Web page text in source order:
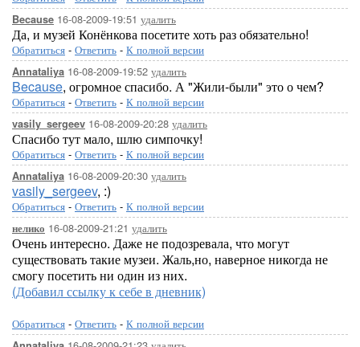
Because 16-08-2009-19:51 удалить
Да, и музей Конёнкова посетите хоть раз обязательно!
Обратиться - Ответить - К полной версии
Annataliya 16-08-2009-19:52 удалить
Because, огромное спасибо. А "Жили-были" это о чем?
Обратиться - Ответить - К полной версии
vasily_sergeev 16-08-2009-20:28 удалить
Спасибо тут мало, шлю симпочку!
Обратиться - Ответить - К полной версии
Annataliya 16-08-2009-20:30 удалить
vasily_sergeev, :)
Обратиться - Ответить - К полной версии
нелико 16-08-2009-21:21 удалить
Очень интересно. Даже не подозревала, что могут
существовать такие музеи. Жаль,но, наверное никогда не
смогу посетить ни один из них.
(Добавил ссылку к себе в дневник)
Обратиться - Ответить - К полной версии